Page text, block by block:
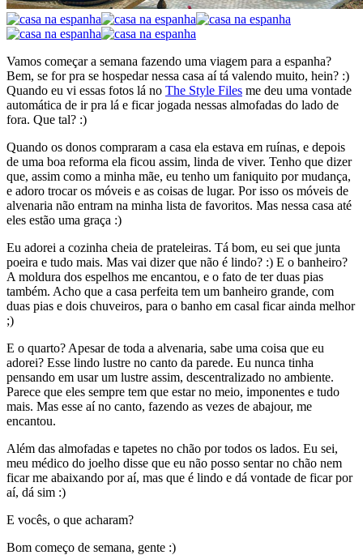
Vamos começar a semana fazendo uma viagem para a espanha?
Bem, se for pra se hospedar nessa casa aí tá valendo muito, hein? :)
Quando eu vi essas fotos lá no The Style Files me deu uma vontade
automática de ir pra lá e ficar jogada nessas almofadas do lado de
fora. Que tal? :)
Quando os donos compraram a casa ela estava em ruínas, e depois
de uma boa reforma ela ficou assim, linda de viver. Tenho que dizer
que, assim como a minha mãe, eu tenho um faniquito por mudança,
e adoro trocar os móveis e as coisas de lugar. Por isso os móveis de
alvenaria não entram na minha lista de favoritos. Mas nessa casa até
eles estão uma graça :)
Eu adorei a cozinha cheia de prateleiras. Tá bom, eu sei que junta
poeira e tudo mais. Mas vai dizer que não é lindo? :) E o banheiro?
A moldura dos espelhos me encantou, e o fato de ter duas pias
também. Acho que a casa perfeita tem um banheiro grande, com
duas pias e dois chuveiros, para o banho em casal ficar ainda melhor
;)
E o quarto? Apesar de toda a alvenaria, sabe uma coisa que eu
adorei? Esse lindo lustre no canto da parede. Eu nunca tinha
pensando em usar um lustre assim, descentralizado no ambiente.
Parece que eles sempre tem que estar no meio, imponentes e tudo
mais. Mas esse aí no canto, fazendo as vezes de abajour, me
encantou.
Além das almofadas e tapetes no chão por todos os lados. Eu sei,
meu médico do joelho disse que eu não posso sentar no chão nem
ficar me abaixando por aí, mas que é lindo e dá vontade de ficar por
aí, dá sim :)
E vocês, o que acharam?
Bom começo de semana, gente :)